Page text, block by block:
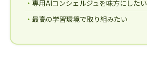
専用AIコンシェルジュを味方にしたい
最高の学習環境で取り組みたい